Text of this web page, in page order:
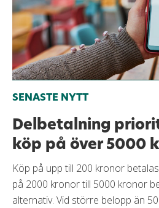
SENASTE NYTT
Delbetalning
köp på över 5000
Köp på upp till 200 kronor
på 2000 kronor till 5000 kronor
alternativ. Vid större belopp än